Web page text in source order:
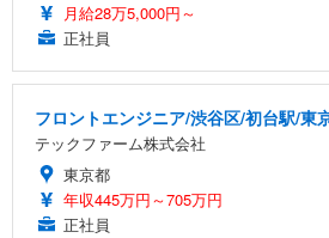
月給28万5,000円～
正社員
フロントエンジニア/渋谷区/初台駅/東
テックファーム株式会社
東京都
年収445万円～705万円
正社員